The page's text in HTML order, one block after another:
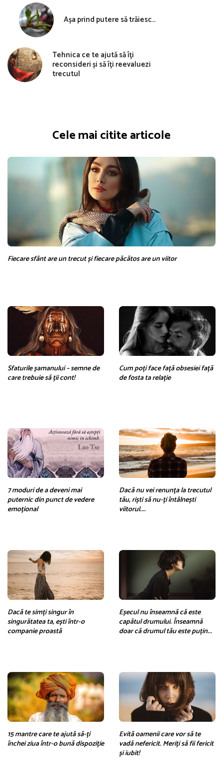
Așa prind putere să trăiesc…
Tehnica ce te ajută să îți
reconsideri și să îți reevaluezi
trecutul
Cele mai citite articole
Fiecare sfânt are un trecut și fiecare păcătos are un viitor
Sfaturile șamanului – semne de
care trebuie să ții cont!
Cum poți face față obsesiei față
de fosta ta relație
7 moduri de a deveni mai
puternic din punct de vedere
emoțional
Dacă nu vei renunța la trecutul
tău, riști să nu-ți întâlnești
viitorul....
Dacă te simți singur în
singurătatea ta, ești într-o
companie proastă
Eșecul nu înseamnă că este
capătul drumului. Înseamnă
doar că drumul tău este puțin...
15 mantre care te ajută să-ți
închei ziua într-o bună dispoziție
Evită oamenii care vor să te
vadă nefericit. Meriți să fii fericit
și iubit!